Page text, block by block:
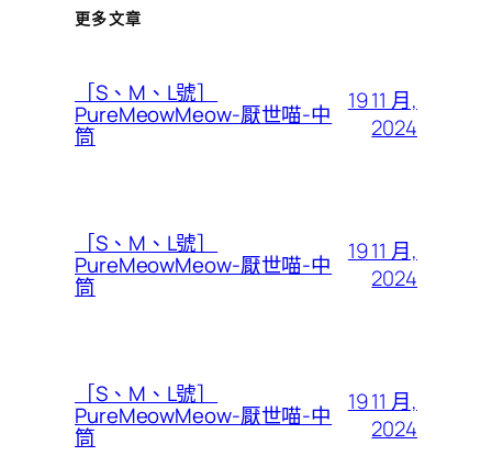
更多文章
［S、M、L號］
PureMeowMeow-厭世喵-中
筒
19 11 月,
2024
［S、M、L號］
PureMeowMeow-厭世喵-中
筒
19 11 月,
2024
［S、M、L號］
PureMeowMeow-厭世喵-中
筒
19 11 月,
2024